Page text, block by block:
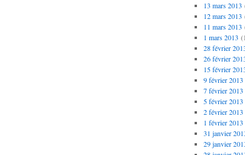
13 mars 2013
12 mars 2013
11 mars 2013
1 mars 2013
28 février
26 février
15 février
9 février 2013
7 février 2013
5 février 2013
2 février 2013
1 février 2013
31 janvier
29 janvier